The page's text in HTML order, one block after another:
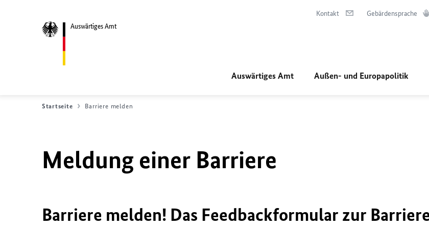
Auswärtiges Amt
Kontakt Gebärdensprache
Auswärtiges Amt Außen- und Europapolitik
Startseite Barriere melden
Meldung einer Barriere
Barriere melden! Das Feedbackformular zur